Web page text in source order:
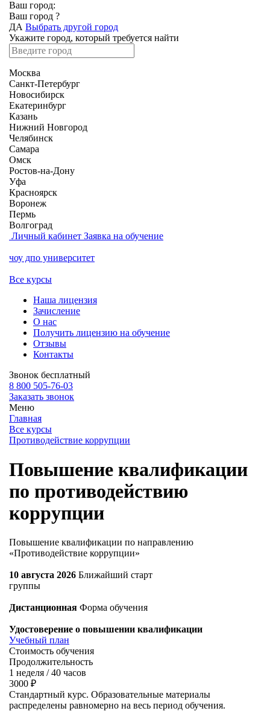
Ваш город:
Ваш город ?
ДА Выбрать другой город
Укажите город, который требуется найти
Москва
Санкт-Петербург
Новосибирск
Екатеринбург
Казань
Нижний Новгород
Челябинск
Самара
Омск
Ростов-на-Дону
Уфа
Красноярск
Воронеж
Пермь
Волгоград
Личный кабинет Заявка на обучение
чоу дпо университет
Все курсы
Наша лицензия
Зачисление
О нас
Получить лицензию на обучение
Отзывы
Контакты
Звонок бесплатный
8 800 505-76-03
Заказать звонок
Меню
Главная
Все курсы
Противодействие коррупции
Повышение квалификации
по противодействию
коррупции
Повышение квалификации по направлению
«Противодействие коррупции»
10 августа 2026 Ближайший старт
группы
Дистанционная Форма обучения
Удостоверение о повышении квалификации
Учебный план
Стоимость обучения
Продолжительность
1 неделя / 40 часов
3000 ₽
Стандартный курс. Образовательные материалы
распределены равномерно на весь период обучения.